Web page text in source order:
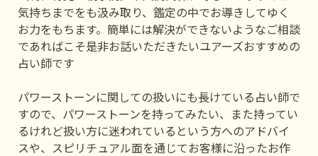
気持ちまでをも汲み取り、鑑定の中でお導きしてゆく
お力をもちます。簡単には解決ができないようなご相談
であればこそ是非お話いただきたいユアーズおすすめの
占い師です
パワーストーンに関しての扱いにも長けている占い師で
すので、パワーストーンを持ってみたい、また持ってい
るけれど扱い方に迷われているという方へのアドバイ
スや、スピリチュアル面を通じてお客様に沿ったお作